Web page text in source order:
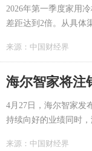
2026年第一季度家用
差距达到2倍。从具体
来源： 中国财经界
海尔智家将注
4月27日，海尔智家发
持续向好的业绩同时
来源： 中国财经界